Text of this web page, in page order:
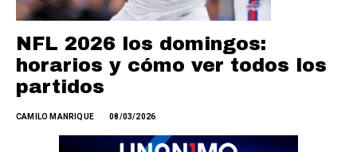
NFL 2026 los domingos:
horarios y cómo ver todos los
partidos
CAMILO MANRIQUE 08/03/2026